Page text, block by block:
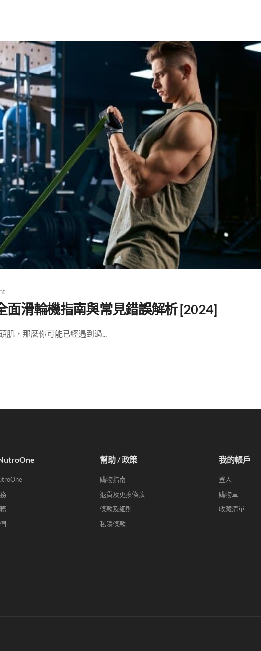
面滑輪機指南與常見錯誤解析 [2024]
，那麼你可能已經遇到過...
幫助 / 政策
購物指南
退貨及更換條款
條款及細則
私隱條款
我的帳戶
登入
購物車
收藏清單